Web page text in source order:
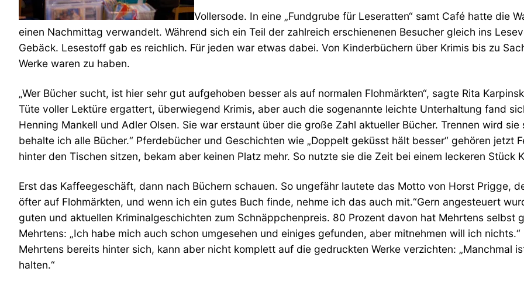
Vollersode. In eine „Fundgrube für Leseratten“ samt Café hatte die
einen Nachmittag verwandelt. Während sich ein Teil der zahlreich erschienenen Besucher gleich ins
Gebäck. Lesestoff gab es reichlich. Für jeden war etwas dabei. Von Kinderbüchern über Krimis bis zu
Werke waren zu haben.
„Wer Bücher sucht, ist hier sehr gut aufgehoben besser als auf normalen Flohmärkten“, sagte Rita
Tüte voller Lektüre ergattert, überwiegend Krimis, aber auch die sogenannte leichte Unterhaltung fand
Henning Mankell und Adler Olsen. Sie war erstaunt über die große Zahl aktueller Bücher. Trennen wird
behalte ich alle Bücher.“ Pferdebücher und Geschichten wie „Doppelt geküsst hält besser“ gehören jetzt
hinter den Tischen sitzen, bekam aber keinen Platz mehr. So nutzte sie die Zeit bei einem leckeren Stück
Erst das Kaffeegeschäft, dann nach Büchern schauen. So ungefähr lautete das Motto von Horst Prigge,
öfter auf Flohmärkten, und wenn ich ein gutes Buch finde, nehme ich das auch mit.“Gern angesteuert
guten und aktuellen Kriminalgeschichten zum Schnäppchenpreis. 80 Prozent davon hat Mehrtens selbst
Mehrtens: „Ich habe mich auch schon umgesehen und einiges gefunden, aber mitnehmen will ich
Mehrtens bereits hinter sich, kann aber nicht komplett auf die gedruckten Werke verzichten: „Manchmal
halten.“